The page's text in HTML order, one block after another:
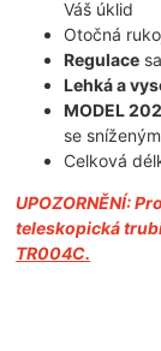
Váš úklid
Otočná
Regulace
Lehká a
MODEL
se
Celková
UPOZORNĚNÍ:
teleskopická
TR004C.